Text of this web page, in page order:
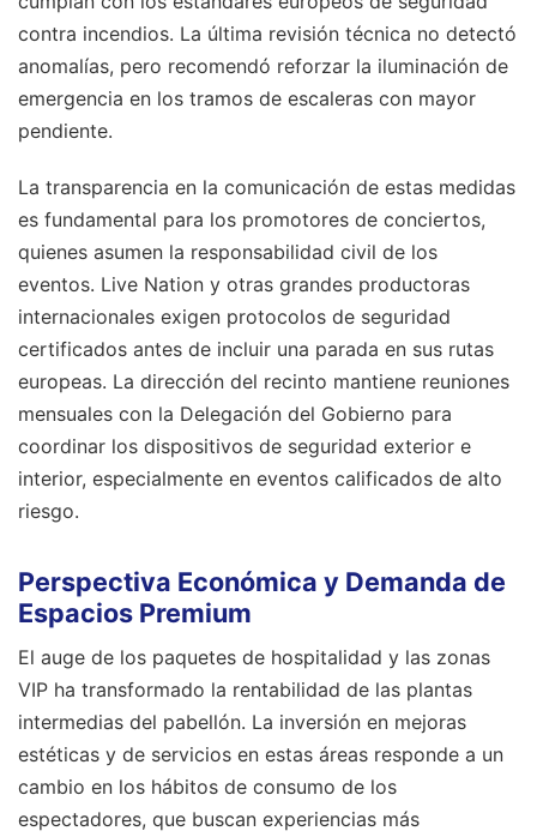
contra incendios. La última revisión técnica no detectó
anomalías, pero recomendó reforzar la iluminación de
emergencia en los tramos de escaleras con mayor
pendiente.
La transparencia en la comunicación de estas medidas
es fundamental para los promotores de conciertos,
quienes asumen la responsabilidad civil de los
eventos. Live Nation y otras grandes productoras
internacionales exigen protocolos de seguridad
certificados antes de incluir una parada en sus rutas
europeas. La dirección del recinto mantiene reuniones
mensuales con la Delegación del Gobierno para
coordinar los dispositivos de seguridad exterior e
interior, especialmente en eventos calificados de alto
riesgo.
Perspectiva Económica y Demanda de
Espacios Premium
El auge de los paquetes de hospitalidad y las zonas
VIP ha transformado la rentabilidad de las plantas
intermedias del pabellón. La inversión en mejoras
estéticas y de servicios en estas áreas responde a un
cambio en los hábitos de consumo de los
espectadores, que buscan experiencias más